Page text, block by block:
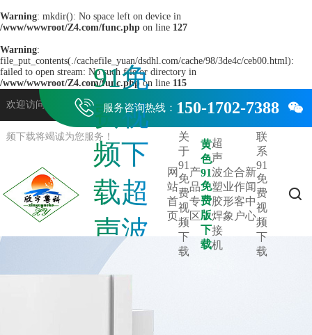
Warning: mkdir(): No space left on device in
/www/wwwroot/Z4.com/func.php on line 127
Warning:
file_put_contents(./cachefile_yuan/dsdhl.com/cache/98/3de4c/ceb00.html):
failed to open stream: No such file or directory in
/www/wwwroot/Z4.com/func.phpon line 115
欢迎访问东莞市91免费视频下载超声波机械有限公司网站，91免费视
频下载将竭诚为您服务！
 服务咨询热线： 150-1702-7388 
91免
费视
频下
载超
声波
机械
业装备源头
网
站
首
页
关
于
91
免
费
视
频
下
载
产
品
专
区
黄
色
91
免
费
版
下
载
超
声
波
塑
胶
焊
接
机
企
业
形
象
合
作
客
户
新
闻
中
心
联
系
91
免
费
视
频
下
载
